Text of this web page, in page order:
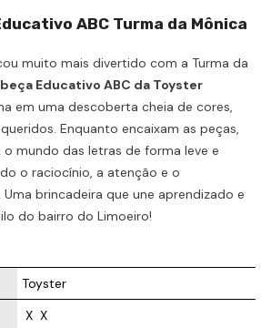
ABC Turma da Mônica
muito mais divertido com a Turma da
Educativo ABC da Toyster
em uma descoberta cheia de cores,
Enquanto encaixam as peças,
mundo das letras de forma leve e
o raciocínio, a atenção e o
brincadeira que une aprendizado e
do bairro do Limoeiro!
Toyster
X X